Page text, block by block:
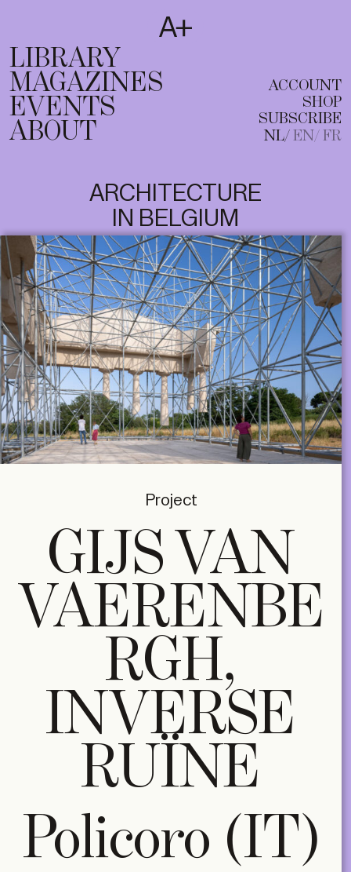
T
EN FR
LIBRARY
MAGAZINES
EVENTS
ABOUT
ACCOUNT
SHOP
SUBSCRIBE
NL EN FR
ARCHITECTURE
IN BELGIUM
Project
GIJS VAN
VAERENBE
RGH,
INVERSE
RUÏNE
Policoro (IT)